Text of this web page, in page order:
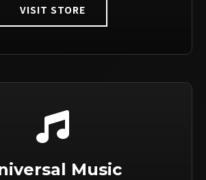
VISIT STORE
Music